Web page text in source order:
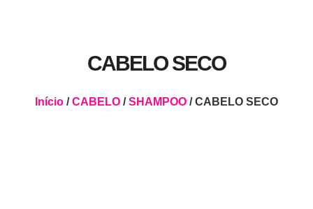
CABELO SECO
Início /CABELO /SHAMPOO / CABELO SECO